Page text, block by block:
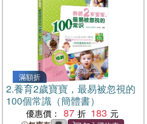
滿額折
2.養育2歲寶寶，最易被忽視的
100個常識（簡體書）
優惠價： 87 183